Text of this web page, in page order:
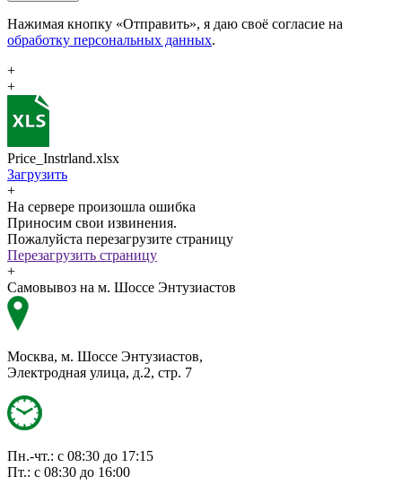
Нажимая кнопку «Отправить», я даю своё согласие на
обработку персональных данных.
+
+
Price_Instrland.xlsx
Загрузить
+
На сервере произошла ошибка
Приносим свои извинения.
Пожалуйста перезагрузите страницу
Перезагрузить страницу
+
Самовывоз на м. Шоссе Энтузиастов
Москва, м. Шоссе Энтузиастов,
Электродная улица, д.2, стр. 7
Пн.-чт.: с 08:30 до 17:15
Пт.: с 08:30 до 16:00